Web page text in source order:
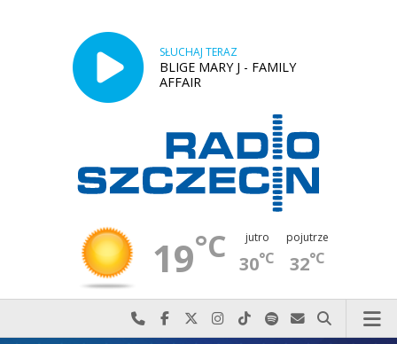
SŁUCHAJ TERAZ
BLIGE MARY J - FAMILY
AFFAIR
19°C jutro
30°C
pojutrze
32°C
Najlepiej po prostu do nas zadzwoń
Odwiedź nas na Facebook-u
Odwiedź nas na X
Odwiedź nas na Instagram-ie
Odwiedź nas na TikTok-u
Szukaj nas na Spotify
Wyślij do nas
Szukaj